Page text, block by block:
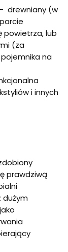
drewniany (w
powietrza, lub
(za
na
i innych
prawdziwą
dużym